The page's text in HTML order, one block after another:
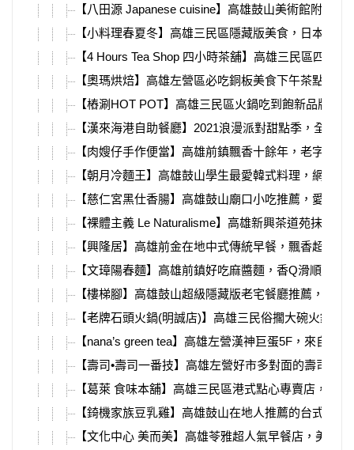
【八田源 Japanese cuisine】高雄鼓山美術館附近
【小料理春夏冬】高雄三民區隱藏版美食，日本師
【4 Hours Tea Shop 四小時茶舖】高雄三民區四小
【奧瑪烘焙】高雄左營區必吃銅板美食下午茶點心
【樁涮HOT POT】高雄三民區火鍋吃到飽新品牌，
【漢來海港自助餐廳】2021浪漫派對甜點季，全台
【肉嫂仔手作便當】高雄前鎮飄香十餘年，老字號
【朝月冷麵王】高雄鼓山學生最愛韓式料理，網友
【慈仁宮黑仕香腸】高雄鼓山廟口小吃推薦，愛河
【裸體主義 Le Naturalisme】高雄新興茶道苑抹茶
【興隆居】高雄前金在地中式傳統早餐，飄香超過
【文璋陽春麵】高雄前鎮好吃麻醬麵，香Q滑順的
【樓梯腳】高雄鼓山超級隱藏版老宅餐廳推薦，超
【老牌石頭火鍋(明誠店)】高雄三民俗擱大碗火鍋
【nana’s green tea】高雄左營漢神巨蛋5F，來自
【壽司•壽司一番技】高雄左營好市多對面的壽司店
【葛萊 食味本舖】高雄三民區港式點心專賣店，河
【錡機家族豆乳雞】高雄鼓山在地人推薦的台式下
【文化中心 美而美】高雄苓雅超人氣早餐店，美而